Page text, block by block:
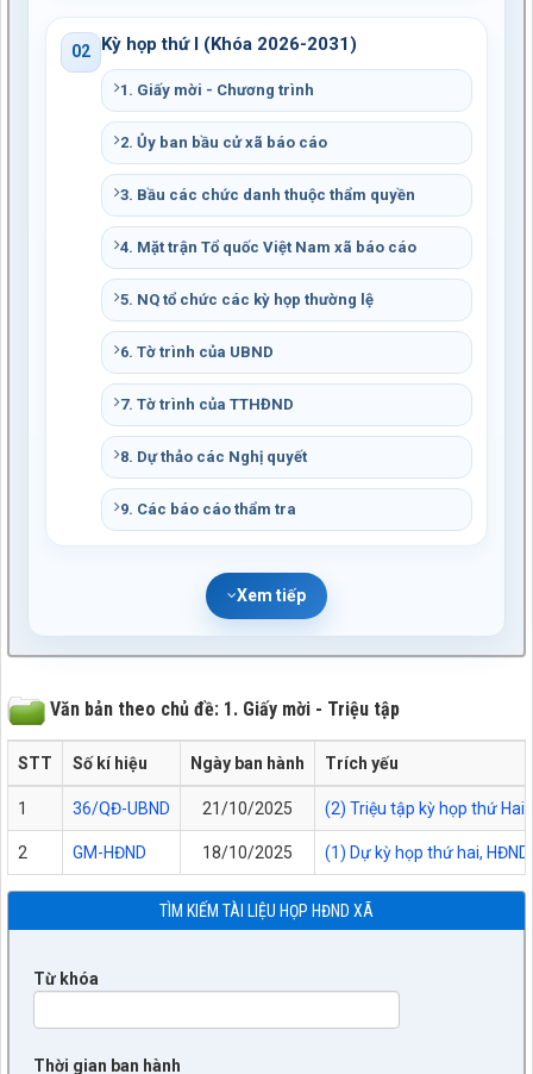
02 Kỳ họp thứ I (Khóa 2026-2031)
1. Giấy mời - Chương trình
2. Ủy ban bầu cử xã báo cáo
3. Bầu các chức danh thuộc thẩm quyền
4. Mặt trận Tổ quốc Việt Nam xã báo cáo
5. NQ tổ chức các kỳ họp thường lệ
6. Tờ trình của UBND
7. Tờ trình của TTHĐND
8. Dự thảo các Nghị quyết
9. Các báo cáo thẩm tra
Xem tiếp
Văn bản theo chủ đề: 1. Giấy mời - Triệu tập
STT Số kí hiệu Ngày ban hành Trích yếu
1 36/QĐ-UBND 21/10/2025 (2) Triệu tập kỳ họp thứ
2 GM-HĐND 18/10/2025 (1) Dự kỳ họp thứ hai,
TÌM KIẾM TÀI LIỆU HỌP HĐND XÃ
Từ khóa
Thời gian ban hành